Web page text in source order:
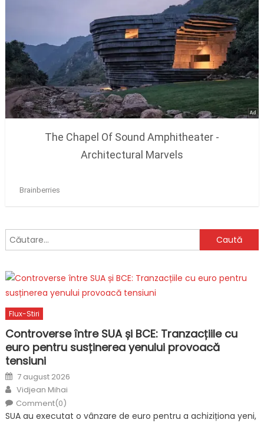
Caută
după:
Flux-Stiri
Controverse între SUA și BCE: Tranzacțiile cu
euro pentru susținerea yenului provoacă
tensiuni
Posted
on
7 august 2026
Author
Vidjean Mihai
Comment(0)
SUA au executat o vânzare de euro pentru a achiziționa yeni,